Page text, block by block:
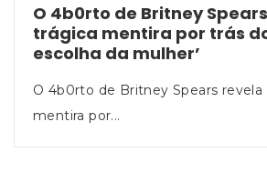
O 4b0rto de Britney
trágica mentira por trás
escolha da mulher’
O 4b0rto de Britney Spears revela
mentira por...